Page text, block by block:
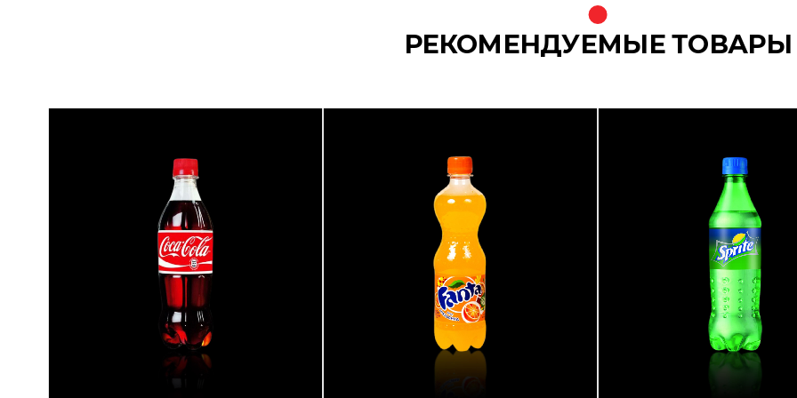
РЕКОМЕНДУЕМЫЕ ТОВАРЫ